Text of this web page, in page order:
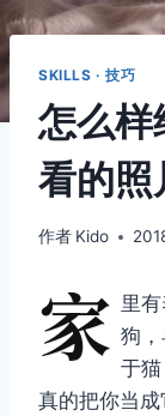
SKILLS · 技巧
怎么样
看的照
作者 Kido
家 里
狗
于
真的把你当